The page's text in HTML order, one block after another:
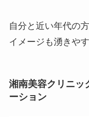
自分と近い年代の
イメージも湧きや
湘南美容クリニッ
ーション